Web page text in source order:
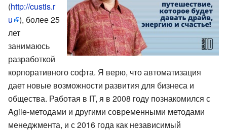
(http://custis.r
u
), более 25
лет
занимаюсь
разработкой
корпоративного софта. Я верю, что автоматизация
дает новые возможности развития для бизнеса и
общества. Работая в IT, я в 2008 году познакомился с
Agile-методами и другими современными методами
менеджмента, и с 2016 года как независимый